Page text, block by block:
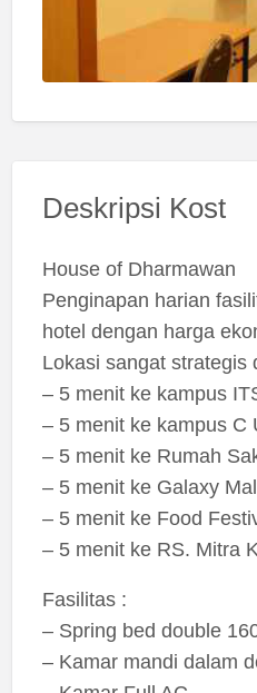
Deskripsi Kost
House of Dharmawan
Penginapan harian
hotel dengan harga
Lokasi sangat strategis
– 5 menit ke kampus
– 5 menit ke kampus C
– 5 menit ke Rumah
– 5 menit ke Galaxy
– 5 menit ke Food
– 5 menit ke RS. Mitra
Fasilitas :
– Spring bed double
– Kamar mandi dalam